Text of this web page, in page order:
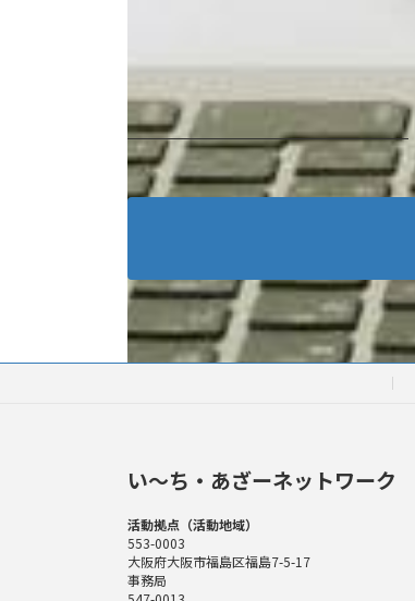
い〜ち・あざーネットワーク
活動拠点（活動地域）
553-0003
大阪府大阪市福島区福島7-5-17
事務局